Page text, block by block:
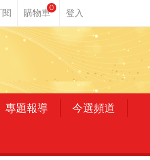
0
專題報導 今選頻道